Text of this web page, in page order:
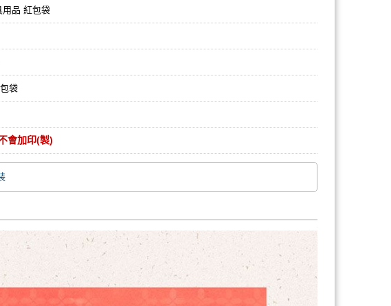
用品 紅包袋
袋
會加印(製)